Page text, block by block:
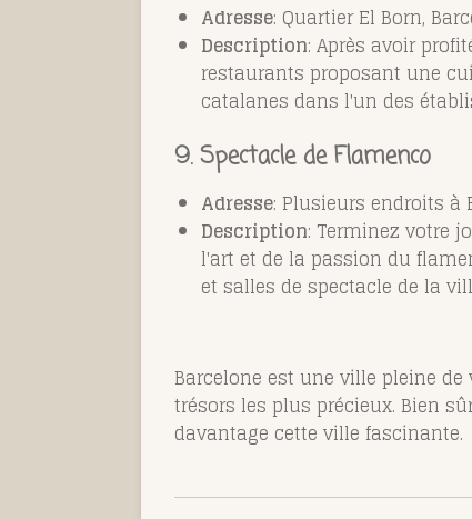
Adresse: Quartier El Born,
Description: Après avoir
restaurants proposant une
catalanes dans l'un des
9. Spectacle de Flamenco
Adresse: Plusieurs endroits à
Description: Terminez votre
l'art et de la passion du
et salles de spectacle de la
Barcelone est une ville pleine
trésors les plus précieux. Bien
davantage cette ville fascinante.